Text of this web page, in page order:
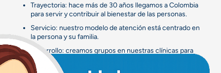
Trayectoria: hace más de 30 años llegamos a Colombia
para servir y contribuir al bienestar de las personas.
Servicio: nuestro modelo de atención está centrado en
la persona y su familia.
Desarrollo: creamos grupos en nuestras clínicas para
impulsar nuestro desarrollo científico, investigativo y
tecnológico.